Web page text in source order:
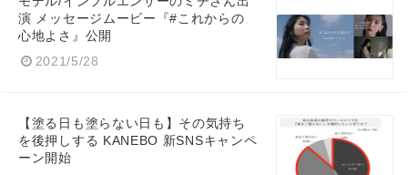
演 メッセージムービー『#これからの
心地よさ』公開
2021/5/28
【塗る日も塗らない日も】その気持ち
を後押しする KANEBO 新SNSキャンペ
ーン開始